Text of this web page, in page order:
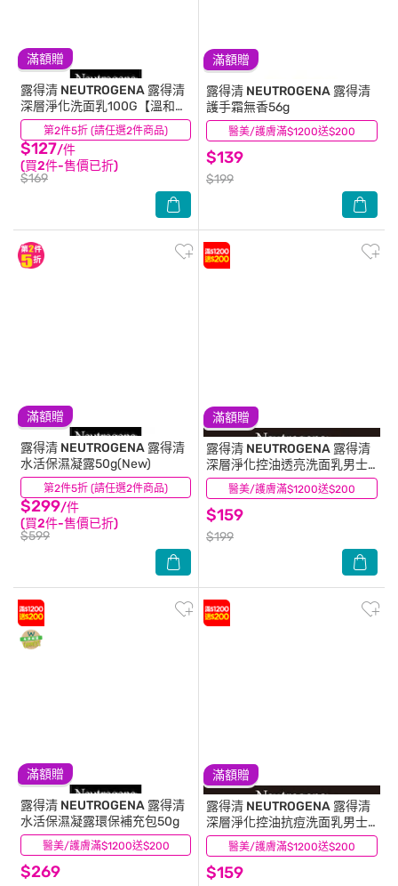
滿額贈
第2件5折 (請任選2件商品)
露得清 NEUTROGENA 露得清
深層淨化洗面乳100G【溫和潔
淨】
$127/件
(買2件-售價已折)
$169
(24)
滿額贈
醫美/護膚滿$1200送$200
露得清 NEUTROGENA 露得清
護手霜無香56g
$139
$199
(176)
滿額贈
第2件5折 (請任選2件商品)
露得清 NEUTROGENA 露得清
水活保濕凝露50g(New)
$299/件
(買2件-售價已折)
$599
(127)
滿額贈
醫美/護膚滿$1200送$200
露得清 NEUTROGENA 露得清
深層淨化控油透亮洗面乳男士
包裝限量款150g
$159
$199
(0)
滿額贈
醫美/護膚滿$1200送$200
露得清 NEUTROGENA 露得清
水活保濕凝露環保補充包50g
$269
(102)
滿額贈
醫美/護膚滿$1200送$200
露得清 NEUTROGENA 露得清
深層淨化控油抗痘洗面乳男士
包裝限量款150g
$159
(10)